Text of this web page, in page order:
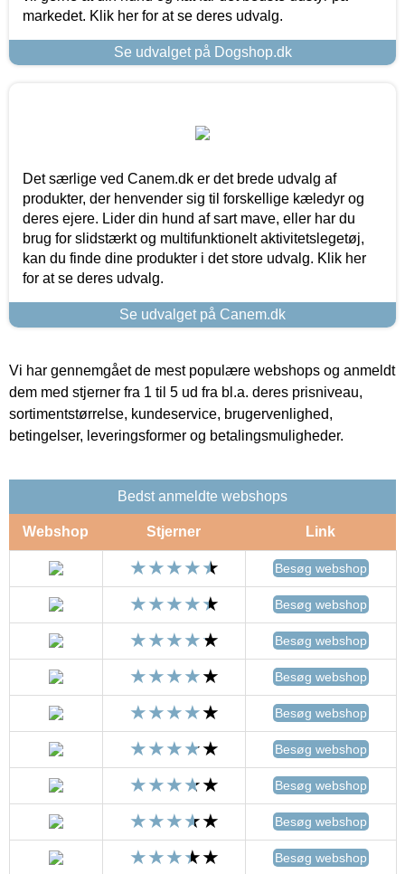
markedet. Klik her for at se deres udvalg.
Se udvalget på Dogshop.dk
Det særlige ved Canem.dk er det brede udvalg af
produkter, der henvender sig til forskellige kæledyr og
deres ejere. Lider din hund af sart mave, eller har du
brug for slidstærkt og multifunktionelt aktivitetslegetøj,
kan du finde dine produkter i det store udvalg. Klik her
for at se deres udvalg.
Se udvalget på Canem.dk
Vi har gennemgået de mest populære webshops og anmeldt
dem med stjerner fra 1 til 5 ud fra bl.a. deres prisniveau,
sortimentstørrelse, kundeservice, brugervenlighed,
betingelser, leveringsformer og betalingsmuligheder.
Bedst anmeldte webshops
Webshop Stjerner Link
Besøg webshop
Besøg webshop
Besøg webshop
Besøg webshop
Besøg webshop
Besøg webshop
Besøg webshop
Besøg webshop
Besøg webshop